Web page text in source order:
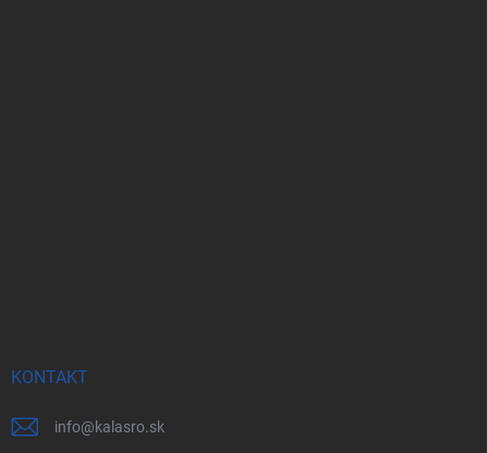
KONTAKT
info@kalasro.sk